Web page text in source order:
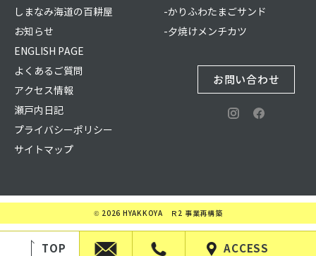
しまなみ海道の百耕屋
お知らせ
ENGLISH PAGE
-かりふわたまごサンド
-夕焼けメンチカツ
よくあるご質問
アクセス情報
瀬戸内日記
プライバシーポリシー
サイトマップ
お問い合わせ
© 2026 HYAKKOYA Ｒ2 事業再構築
TOP ACCESS